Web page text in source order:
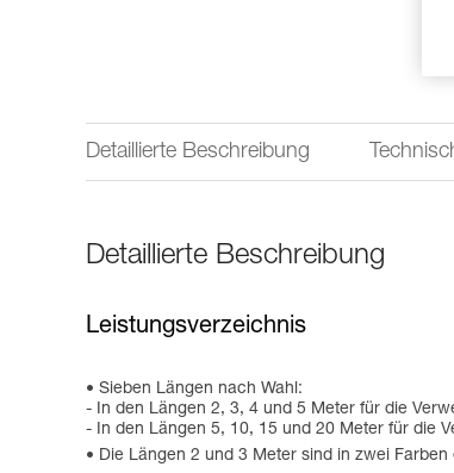
Detaillierte Beschreibung
Detaillierte Beschreibung
Leistungsverzeichnis
Sieben Längen nach Wahl:
- In den Längen 2, 3, 4 und 5 Meter für die
- In den Längen 5, 10, 15 und 20 Meter für die
Die Längen 2 und 3 Meter sind in zwei